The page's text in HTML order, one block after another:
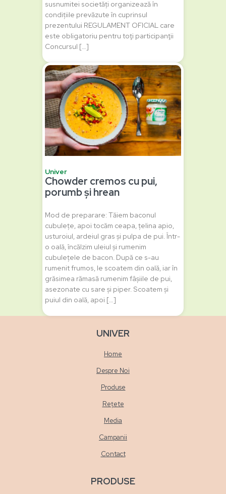
susnumitei societăți organizează în
condițiile prevăzute în cuprinsul
prezentului REGULAMENT OFICIAL care
este obligatoriu pentru toţi participanţii
Concursul […]
Univer
Chowder cremos cu pui,
porumb și hrean
Mod de preparare: Tăiem baconul
cubulețe, apoi tocăm ceapa, țelina apio,
usturoiul, ardeiul gras și pulpa de pui. Într-
o oală, încălzim uleiul și rumenim
cubulețele de bacon. După ce s-au
rumenit frumos, le scoatem din oală, iar în
grăsimea rămasă rumenim fâșiile de pui,
asezonate cu sare și piper. Scoatem și
puiul din oală, apoi […]
UNIVER
Home
Despre Noi
Produse
Rețete
Media
Campanii
Contact
PRODUSE